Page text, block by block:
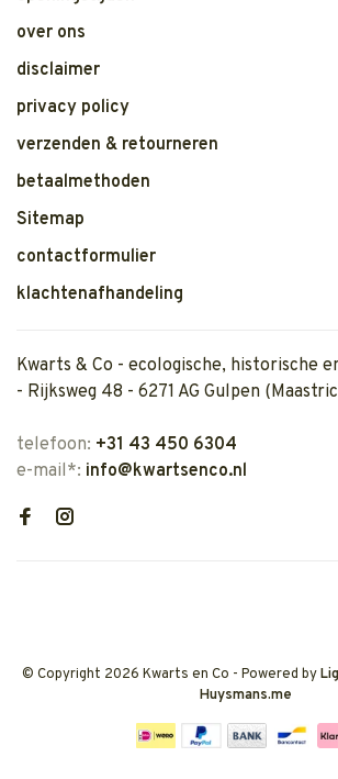
over ons
disclaimer
privacy policy
verzenden & retourneren
betaalmethoden
Sitemap
contactformulier
klachtenafhandeling
Kwarts & Co - ecologische, historische
- Rijksweg 48 - 6271 AG Gulpen
telefoon: +31 43 450 6304
e-mail*: info@kwartsenco.nl
© Copyright 2026 Kwarts en Co - Powered by
Huysmans.me